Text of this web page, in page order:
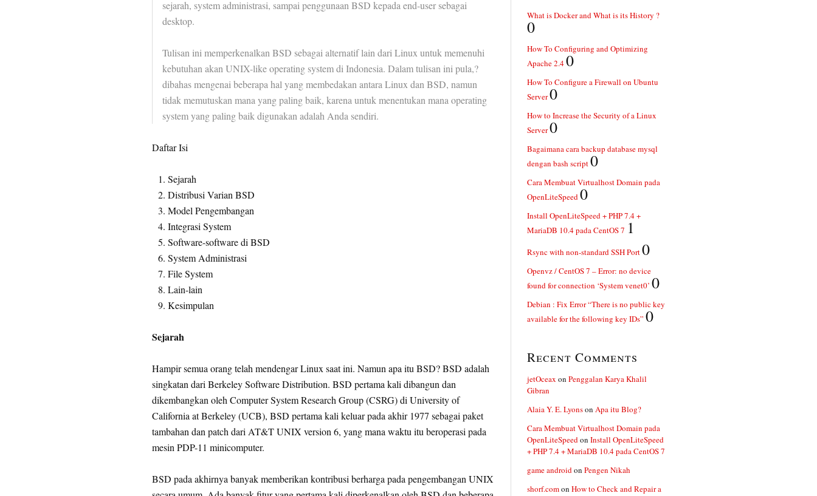
sejarah, system administrasi, sampai penggunaan BSD kepada end-user sebagai
desktop.
Tulisan ini memperkenalkan BSD sebagai alternatif lain dari Linux untuk memenuhi
kebutuhan akan UNIX-like operating system di Indonesia. Dalam tulisan ini pula,?
dibahas mengenai beberapa hal yang membedakan antara Linux dan BSD, namun
tidak memutuskan mana yang paling baik, karena untuk menentukan mana operating
system yang paling baik digunakan adalah Anda sendiri.
Daftar Isi
Sejarah
Distribusi Varian BSD
Model Pengembangan
Integrasi System
Software-software di BSD
System Administrasi
File System
Lain-lain
Kesimpulan
Sejarah
Hampir semua orang telah mendengar Linux saat ini. Namun apa itu BSD? BSD adalah
singkatan dari Berkeley Software Distribution. BSD pertama kali dibangun dan
dikembangkan oleh Computer System Research Group (CSRG) di University of
California at Berkeley (UCB), BSD pertama kali keluar pada akhir 1977 sebagai paket
tambahan dan patch dari AT&T UNIX version 6, yang mana waktu itu beroperasi pada
mesin PDP-11 minicomputer.
BSD pada akhirnya banyak memberikan kontribusi berharga pada pengembangan UNIX
What is Docker and What is its History ?
0
How To Configuring and Optimizing
Apache 2.40
How To Configure a Firewall on Ubuntu
Server0
How to Increase the Security of a Linux
Server0
Bagaimana cara backup database mysql
dengan bash script0
Cara Membuat Virtualhost Domain pada
OpenLiteSpeed0
Install OpenLiteSpeed + PHP 7.4 +
MariaDB 10.4 pada CentOS 7 1
Rsync with non-standard SSH Port0
Openvz / CentOS 7 – Error: no device
found for connection ‘System venet0’ 0
Debian : Fix Error “There is no public key
available for the following key IDs” 0
Recent Comments
jetOceax on Penggalan Karya Khalil
Gibran
Alaia Y. E. Lyonson Apa itu Blog?
Cara Membuat Virtualhost Domain pada
OpenLiteSpeedon Install OpenLiteSpeed
+ PHP 7.4 + MariaDB 10.4 pada CentOS 7
game androidon Pengen Nikah
shorf.comon How to Check and Repair a